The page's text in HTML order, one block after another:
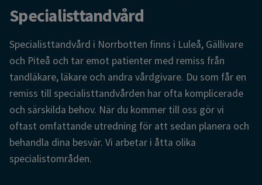
Specialisttandvård
Specialisttandvård i Norrbotten finns i Luleå, Gällivare
och Piteå och tar emot patienter med remiss från
tandläkare, läkare och andra vårdgivare. Du som får en
remiss till specialisttandvården har ofta komplicerade
och särskilda behov. När du kommer till oss gör vi
oftast omfattande utredning för att sedan planera och
behandla dina besvär. Vi arbetar i åtta olika
specialistområden.